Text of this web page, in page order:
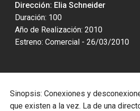
Dirección: Elia Schneider
Duración: 100
Año de Realización: 2010
Estreno: Comercial - 26/03/2010
Sinopsis: Conexiones y
que existen a la vez. La de una